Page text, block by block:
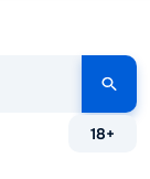
18+